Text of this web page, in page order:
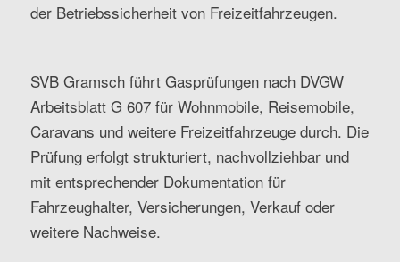
der Betriebssicherheit von Freizeitfahrzeugen.
SVB Gramsch führt Gasprüfungen nach DVGW
Arbeitsblatt G 607 für Wohnmobile, Reisemobile,
Caravans und weitere Freizeitfahrzeuge durch. Die
Prüfung erfolgt strukturiert, nachvollziehbar und
mit entsprechender Dokumentation für
Fahrzeughalter, Versicherungen, Verkauf oder
weitere Nachweise.